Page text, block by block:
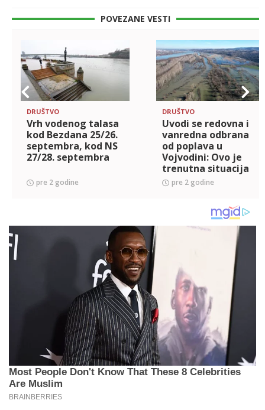
POVEZANE VESTI
DRUŠTVO
Vrh vodenog talasa
kod Bezdana 25/26.
septembra, kod NS
27/28. septembra
pre 2 godine
DRUŠTVO
Uvodi se redovna i
vanredna odbrana
od poplava u
Vojvodini: Ovo je
trenutna situacija
pre 2 godine